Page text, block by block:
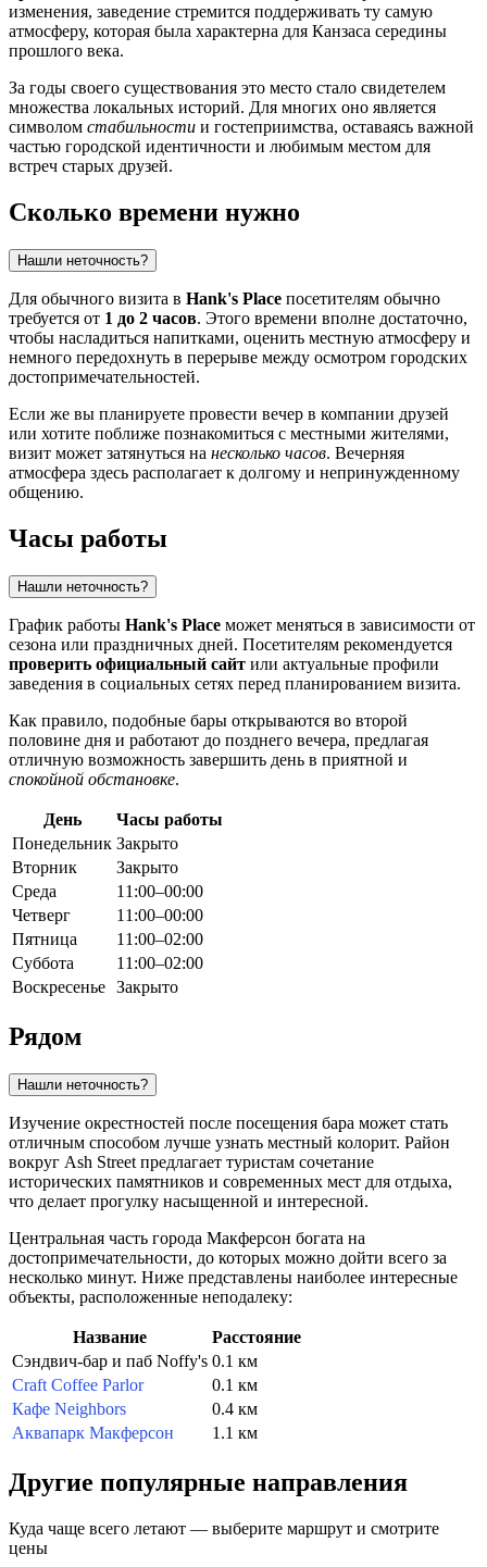
изменения, заведение стремится поддерживать ту самую
атмосферу, которая была характерна для Канзаса середины
прошлого века.
За годы своего существования это место стало свидетелем
множества локальных историй. Для многих оно является
символом стабильности и гостеприимства, оставаясь важной
частью городской идентичности и любимым местом для
встреч старых друзей.
Сколько времени нужно
Нашли неточность?
Для обычного визита в Hank's Place посетителям обычно
требуется от 1 до 2 часов. Этого времени вполне достаточно,
чтобы насладиться напитками, оценить местную атмосферу и
немного передохнуть в перерыве между осмотром городских
достопримечательностей.
Если же вы планируете провести вечер в компании друзей
или хотите поближе познакомиться с местными жителями,
визит может затянуться на несколько часов. Вечерняя
атмосфера здесь располагает к долгому и непринужденному
общению.
Часы работы
Нашли неточность?
График работы Hank's Place может меняться в зависимости от
сезона или праздничных дней. Посетителям рекомендуется
проверить официальный сайт или актуальные профили
заведения в социальных сетях перед планированием визита.
Как правило, подобные бары открываются во второй
половине дня и работают до позднего вечера, предлагая
отличную возможность завершить день в приятной и
спокойной обстановке.
День
Часы работы
Понедельник Закрыто
Вторник
Закрыто
Среда
11:00–00:00
Четверг
11:00–00:00
Пятница
11:00–02:00
Суббота
11:00–02:00
Воскресенье Закрыто
Рядом
Нашли неточность?
Изучение окрестностей после посещения бара может стать
отличным способом лучше узнать местный колорит. Район
вокруг Ash Street предлагает туристам сочетание
исторических памятников и современных мест для отдыха,
что делает прогулку насыщенной и интересной.
Центральная часть города Макферсон богата на
достопримечательности, до которых можно дойти всего за
несколько минут. Ниже представлены наиболее интересные
объекты, расположенные неподалеку:
Название
Расстояние
Сэндвич-бар и паб Noffy's 0.1 км
Craft Coffee Parlor
0.1 км
Кафе Neighbors
0.4 км
Аквапарк Макферсон
1.1 км
Другие популярные направления
Куда чаще всего летают — выберите маршрут и смотрите
цены